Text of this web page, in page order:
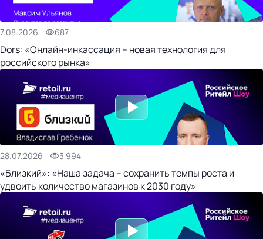
7.08.2026 687
Dors: «Онлайн-инкассация – новая технология для
российского рынка»
28.07.2026 3 994
«Близкий»: «Наша задача – сохранить темпы роста и
удвоить количество магазинов к 2030 году»